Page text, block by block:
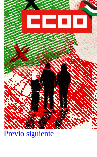
Previo siguiente